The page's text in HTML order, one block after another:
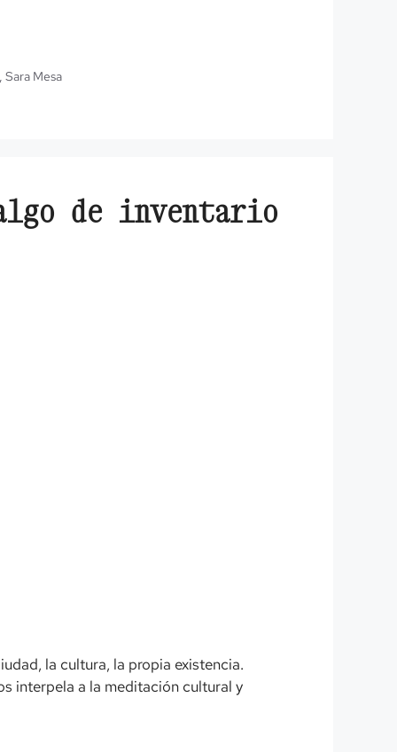
,Sara Mesa
de inventario
la cultura, la propia existencia.
interpela a la meditación cultural y